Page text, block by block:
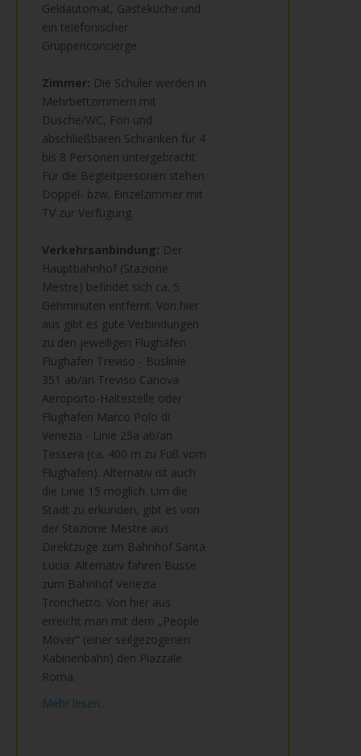
Geldautomat, Gästeküche und
ein telefonischer
Gruppenconcierge.
Zimmer: Die Schüler werden in
Mehrbettzimmern mit
Dusche/WC, Fön und
abschließbaren Schränken für 4
bis 8 Personen untergebracht.
Für die Begleitpersonen stehen
Doppel- bzw. Einzelzimmer mit
TV zur Verfügung.
Verkehrsanbindung: Der
Hauptbahnhof (Stazione
Mestre) befindet sich ca. 5
Gehminuten entfernt. Von hier
aus gibt es gute Verbindungen
zu den jeweiligen Flughäfen.
Flughafen Treviso - Buslinie
351 ab/an Treviso Canova
Aeroporto-Haltestelle oder
Flughafen Marco Polo di
Venezia - Linie 25a ab/an
Tessera (ca. 400 m zu Fuß vom
Flughafen). Alternativ ist auch
die Linie 15 möglich. Um die
Stadt zu erkunden, gibt es von
der Stazione Mestre aus
Direktzüge zum Bahnhof Santa
Lucia. Alternativ fahren Busse
zum Bahnhof Venezia
Tronchetto. Von hier aus
erreicht man mit dem „People
Mover“ (einer seilgezogenen
Kabinenbahn) den Piazzale
Roma.
Mehr lesen...